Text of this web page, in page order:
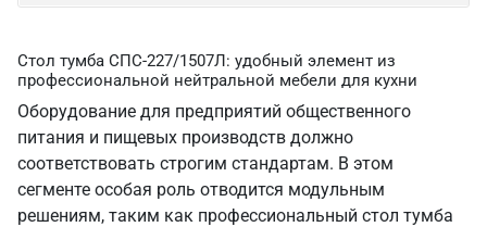
Стол тумба СПС-227/1507Л: удобный элемент из
профессиональной нейтральной мебели для кухни
Оборудование для предприятий общественного
питания и пищевых производств должно
соответствовать строгим стандартам. В этом
сегменте особая роль отводится модульным
решениям, таким как профессиональный стол тумба